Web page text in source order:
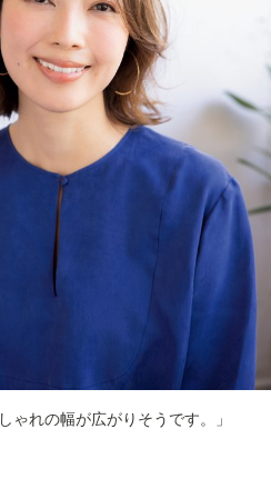
ゃれの幅が広がりそうです。」